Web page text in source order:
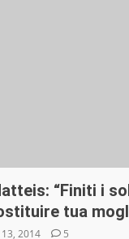
“Finiti i
tua
2014 5